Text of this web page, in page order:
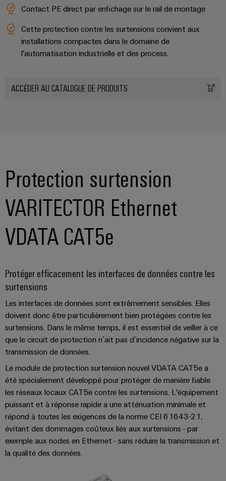
d'énergie
éprouvée
Transmission
et
distribution
sécurité
l'eau
et
usées
Solutions
de
l'eau
des
eaux
usées
Énergie
éolienne
Excellence
opérationnelle
dans
le
domaine
de
l'énergie
éolienne
industrielle
Accès
distant
Plateforme
services
Workplace
Outils
Machines
automatiques
Logiciels
Repérages
Imprimantes
industrielles
Éclairage
industriel
Infrastructure
de
l'armoire
de
Contact PE direct par enfichage sur le rail de montage
Cette protection contre les surtensions convient aux
installations compactes dans le domaine de
l'automatisation industrielle et des process.
ACCÉDER AU CATALOGUE DE PRODUITS
Protection surtension
VARITECTOR Ethernet
VDATA CAT5e​
Protéger efficacement les interfaces de données contre les
surtensions​
Les interfaces de données sont extrêmement sensibles. Elles
doivent donc être particulièrement bien protégées contre les
surtensions. Dans le même temps, il est essentiel de veiller à ce
que le circuit de protection n’ait pas d’incidence négative sur la
transmission de données.
Le module de protection surtension nouvel VDATA CAT5e a
été spécialement développé pour protéger de manière fiable
les réseaux locaux CAT5e contre les surtensions. L'équipement
puissant et à réponse rapide a une atténuation minimale et
répond à toutes les exigences de la norme CEI 61643-21,
évitant des dommages coûteux liés aux surtensions - par
exemple aux nodes en Ethernet - sans réduire la transmission et
la qualité des données.